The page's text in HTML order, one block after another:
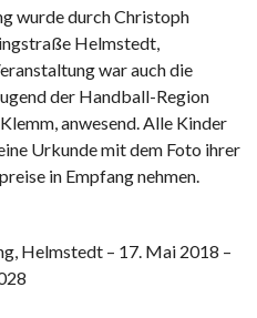
wurde durch Christoph
Helmstedt,
war auch die
der Handball-Region
anwesend. Alle Kinder
Urkunde mit dem Foto ihrer
in Empfang nehmen.
Helmstedt – 17. Mai 2018 –